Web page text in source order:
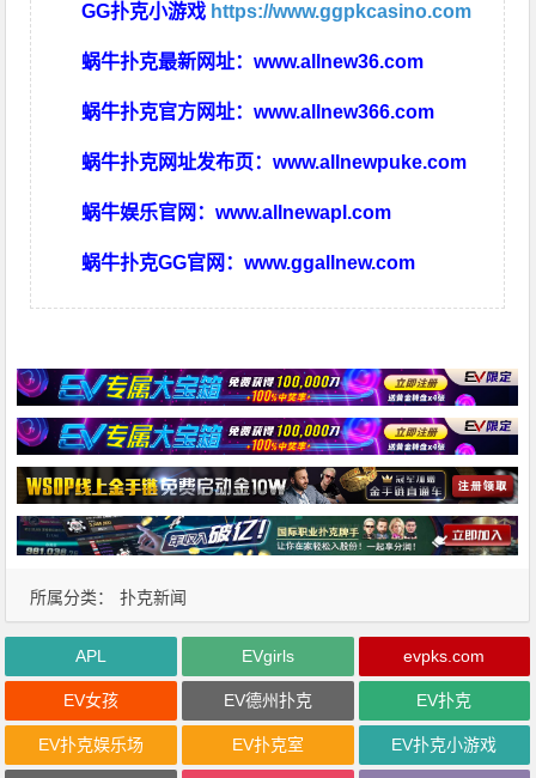
GG扑克小游戏 https://www.ggpkcasino.com
蜗牛扑克最新网址：www.allnew36.com
蜗牛扑克官方网址：www.allnew366.com
蜗牛扑克网址发布页：www.allnewpuke.com
蜗牛娱乐官网：www.allnewapl.com
蜗牛扑克GG官网：www.ggallnew.com
所属分类： 扑克新闻
APL EVgirls evpks.com
EV女孩 EV德州扑克 EV扑克
EV扑克娱乐场 EV扑克室 EV扑克小游戏